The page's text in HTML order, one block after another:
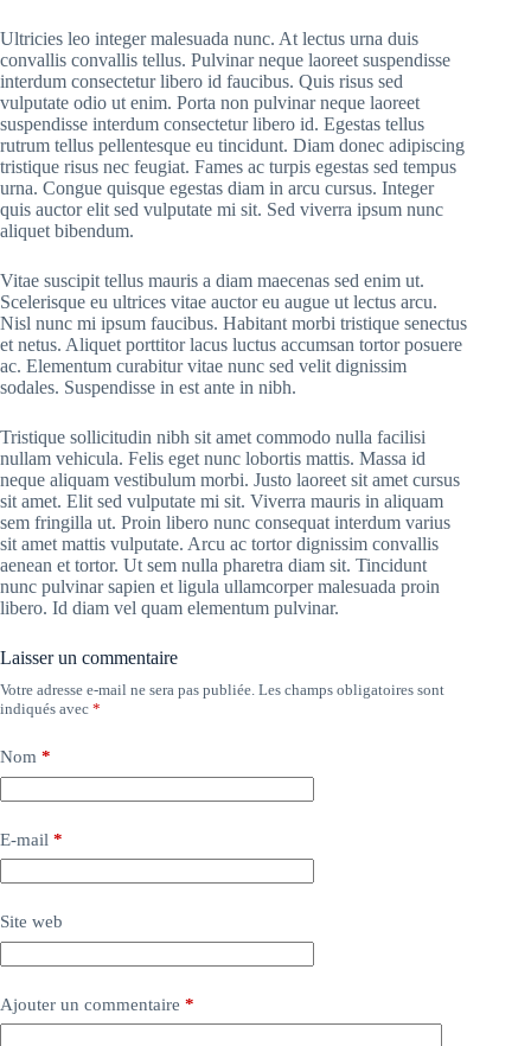
Ultricies leo integer malesuada nunc. At lectus urna duis
convallis convallis tellus. Pulvinar neque laoreet suspendisse
interdum consectetur libero id faucibus. Quis risus sed
vulputate odio ut enim. Porta non pulvinar neque laoreet
suspendisse interdum consectetur libero id. Egestas tellus
rutrum tellus pellentesque eu tincidunt. Diam donec adipiscing
tristique risus nec feugiat. Fames ac turpis egestas sed tempus
urna. Congue quisque egestas diam in arcu cursus. Integer
quis auctor elit sed vulputate mi sit. Sed viverra ipsum nunc
aliquet bibendum.
Vitae suscipit tellus mauris a diam maecenas sed enim ut.
Scelerisque eu ultrices vitae auctor eu augue ut lectus arcu.
Nisl nunc mi ipsum faucibus. Habitant morbi tristique senectus
et netus. Aliquet porttitor lacus luctus accumsan tortor posuere
ac. Elementum curabitur vitae nunc sed velit dignissim
sodales. Suspendisse in est ante in nibh.
Tristique sollicitudin nibh sit amet commodo nulla facilisi
nullam vehicula. Felis eget nunc lobortis mattis. Massa id
neque aliquam vestibulum morbi. Justo laoreet sit amet cursus
sit amet. Elit sed vulputate mi sit. Viverra mauris in aliquam
sem fringilla ut. Proin libero nunc consequat interdum varius
sit amet mattis vulputate. Arcu ac tortor dignissim convallis
aenean et tortor. Ut sem nulla pharetra diam sit. Tincidunt
nunc pulvinar sapien et ligula ullamcorper malesuada proin
libero. Id diam vel quam elementum pulvinar.
Laisser un commentaire
Votre adresse e-mail ne sera pas publiée. Les champs obligatoires sont
indiqués avec *
Nom *
E-mail *
Site web
Ajouter un commentaire *